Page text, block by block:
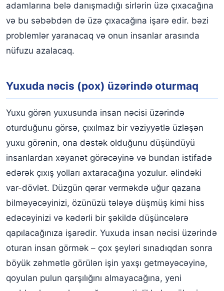
adamlarına belə danışmadığı sirlərin üzə çıxacağına
və bu səbəbdən də üzə çıxacağına işarə edir. bəzi
problemlər yaranacaq və onun insanlar arasında
nüfuzu azalacaq.
Yuxuda nəcis (pox) üzərində oturmaq
Yuxu görən yuxusunda insan nəcisi üzərində
oturduğunu görsə, çıxılmaz bir vəziyyətlə üzləşən
yuxu görənin, ona dəstək olduğunu düşündüyü
insanlardan xəyanət görəcəyinə və bundan istifadə
edərək çıxış yolları axtaracağına yozulur. əlindəki
var-dövlət. Düzgün qərar verməkdə uğur qazana
bilməyəcəyinizi, özünüzü tələyə düşmüş kimi hiss
edəcəyinizi və kədərli bir şəkildə düşüncələrə
qapılacağınıza işarədir. Yuxuda insan nəcisi üzərində
oturan insan görmək – çox şeyləri sınadıqdan sonra
böyük zəhmətlə görülən işin yaxşı getməyəcəyinə,
qoyulan pulun qarşılığını almayacağına, yeni